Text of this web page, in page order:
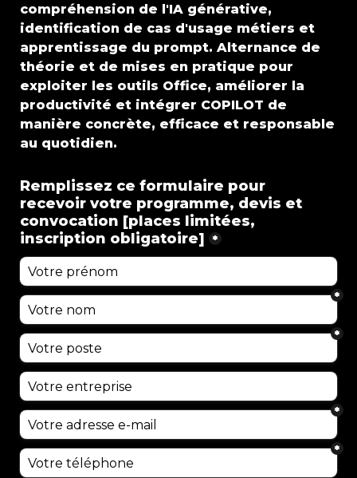
compréhension de l'IA générative,
identification de cas d'usage métiers et
apprentissage du prompt. Alternance de
théorie et de mises en pratique pour
exploiter les outils Office, améliorer la
productivité et intégrer COPILOT de
manière concrète, efficace et responsable
au quotidien.
Remplissez ce formulaire pour
recevoir votre programme, devis et
convocation [places limitées,
inscription obligatoire]
*
*
*
*
*